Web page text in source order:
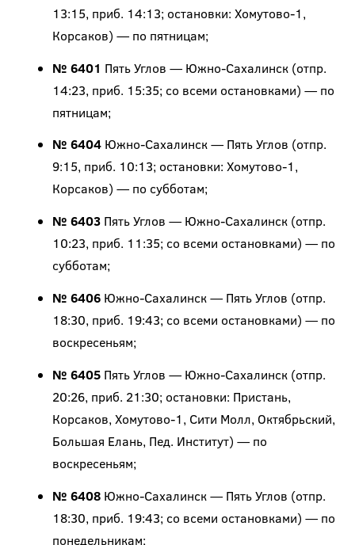
13:15, приб. 14:13; остановки: Хомутово-1,
Корсаков) — по пятницам;
№ 6401 Пять Углов — Южно-Сахалинск (отпр.
14:23, приб. 15:35; со всеми остановками) — по
пятницам;
№ 6404Южно-Сахалинск — Пять Углов (отпр.
9:15, приб. 10:13; остановки: Хомутово-1,
Корсаков) — по субботам;
№ 6403 Пять Углов — Южно-Сахалинск (отпр.
10:23, приб. 11:35; со всеми остановками) — по
субботам;
№ 6406 Южно-Сахалинск — Пять Углов (отпр.
18:30, приб. 19:43; со всеми остановками) — по
воскресеньям;
№ 6405 Пять Углов — Южно-Сахалинск (отпр.
20:26, приб. 21:30; остановки: Пристань,
Корсаков, Хомутово-1, Сити Молл, Октябрьский,
Большая Елань, Пед. Институт) — по
воскресеньям;
№ 6408 Южно-Сахалинск — Пять Углов (отпр.
18:30, приб. 19:43; со всеми остановками) — по
понедельникам;